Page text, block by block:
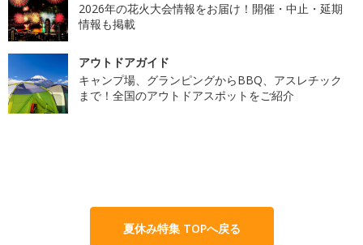
2026年の花火大会情報をお届け！開催・中止・延期
情報も掲載
アウトドアガイド
キャンプ場、グランピングからBBQ、アスレチック
まで！全国のアウトドアスポットをご紹介
夏休み特集 TOPへ戻る